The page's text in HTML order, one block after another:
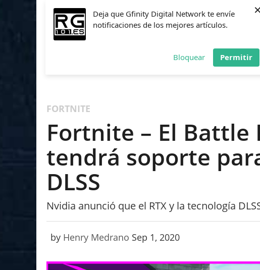
Deja que Gfinity Digital Network te envíe
notificaciones de los mejores artículos.
Bloquear Permitir
×
FORTNITE PES GRAND
FORTNITE
Fortnite – El Battle
tendrá soporte
DLSS
Nvidia anunció que el RTX y la tecnología
by Henry Medrano Sep 1, 2020